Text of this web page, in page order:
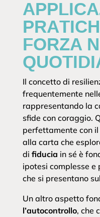
FORZA
Il concetto di
frequentemente
rappresentando la
sfide con coraggio.
perfettamente con
alla carta che
di fiducia in sé è
ipotesi complesse
che si presentano
Un altro aspetto
l’autocontrollo, che